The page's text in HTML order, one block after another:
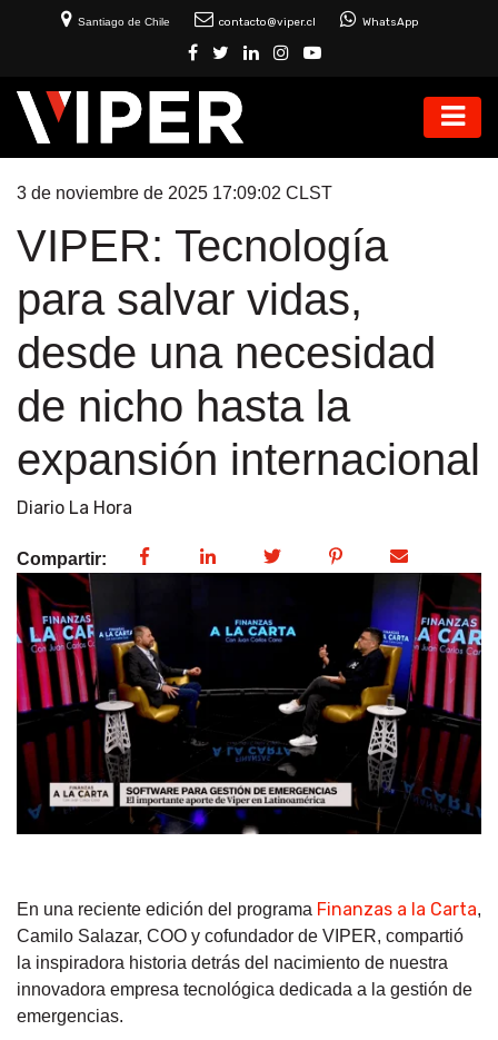
Santiago de Chile contacto@viper.cl WhatsApp
3 de noviembre de 2025 17:09:02 CLST
VIPER: Tecnología
para salvar vidas,
desde una necesidad
de nicho hasta la
expansión internacional
Diario La Hora
Compartir:
En una reciente edición del programa Finanzas a la Carta,
Camilo Salazar, COO y cofundador de VIPER, compartió
la inspiradora historia detrás del nacimiento de nuestra
innovadora empresa tecnológica dedicada a la gestión de
emergencias.